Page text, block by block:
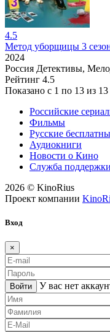
4.5
Метод уборщицы 3
2024
Россия Детективы,
Рейтинг 4.5
Показано с 1 по 13 из
Российские
Фильмы
Русские
Аудиокниги
Новости о Кино
Служба поддержки
2026 © KinoRius
Проект компании
Вход
×
Войти У вас нет